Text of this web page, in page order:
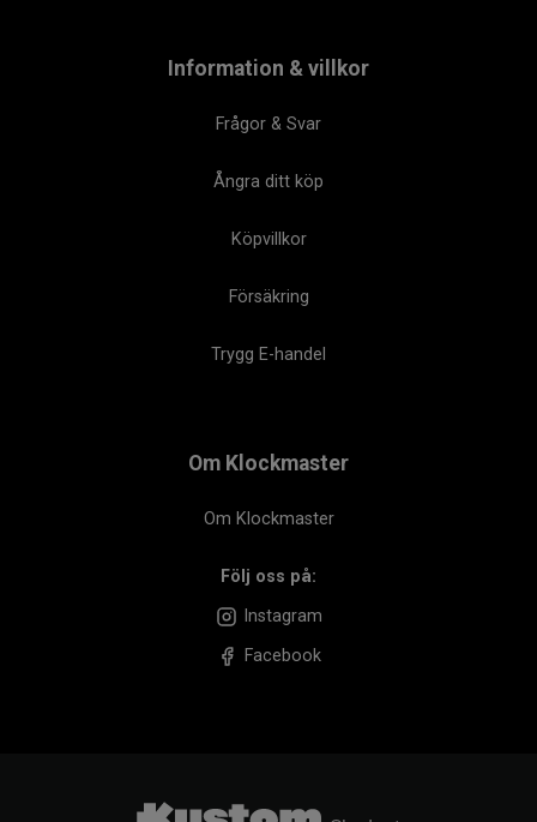
Information & villkor
Frågor & Svar
Ångra ditt köp
Köpvillkor
Försäkring
Trygg E-handel
Om Klockmaster
Om Klockmaster
Följ oss på:
Instagram
Facebook